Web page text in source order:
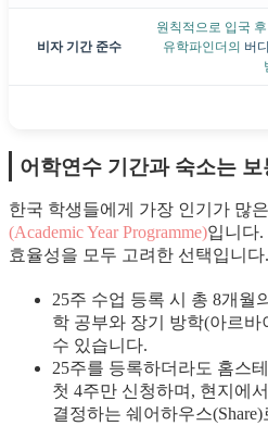
비자 기간 준수
원칙적으로 입국
유학파인더의 버
어학연수 기간과 숙소는
한국 학생들에게 가장 인기가 많
(Academic Year Programme)입니다
효율성을 모두 고려한 선택입니다.
25주 수업 등록 시 총 8개월
학 공부와 장기 방학(아르
수 있습니다.
25주를 등록하더라도 홈스
첫 4주만 신청하며, 현지에
결정하는 쉐어하우스